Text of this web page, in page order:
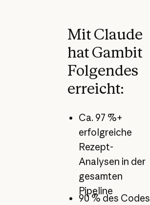
Mit Claude
hat Gambit
Folgendes
erreicht:
Ca. 97 %+
erfolgreiche
Rezept-
Analysen in der
gesamten
Pipeline
90 % des Codes